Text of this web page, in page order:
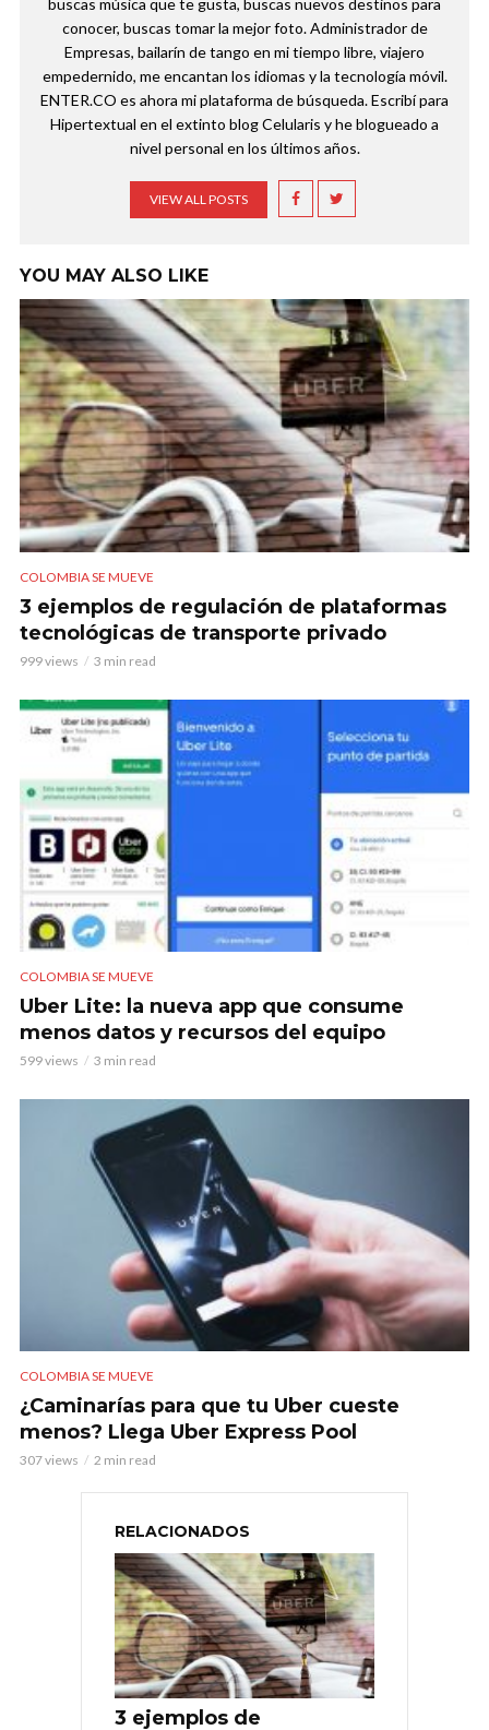
buscas música que te gusta, buscas nuevos destinos para
conocer, buscas tomar la mejor foto. Administrador de
Empresas, bailarín de tango en mi tiempo libre, viajero
empedernido, me encantan los idiomas y la tecnología móvil.
ENTER.CO es ahora mi plataforma de búsqueda. Escribí para
Hipertextual en el extinto blog Celularis y he blogueado a
nivel personal en los últimos años.
VIEW ALL POSTS
YOU MAY ALSO LIKE
COLOMBIA SE MUEVE
3 ejemplos de regulación de plataformas
tecnológicas de transporte privado
999 views 3 min read
COLOMBIA SE MUEVE
Uber Lite: la nueva app que consume
menos datos y recursos del equipo
599 views 3 min read
COLOMBIA SE MUEVE
¿Caminarías para que tu Uber cueste
menos? Llega Uber Express Pool
307 views 2 min read
RELACIONADOS
3 ejemplos de